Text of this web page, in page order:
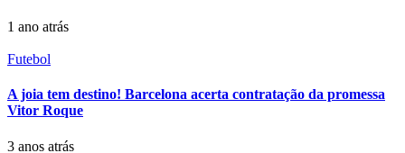
1 ano atrás
Futebol
A joia tem destino! Barcelona acerta contratação da promessa
Vitor Roque
3 anos atrás